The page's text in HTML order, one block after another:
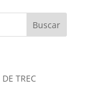
TREC